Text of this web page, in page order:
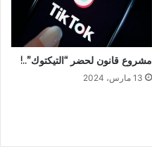
مشروع قانون لحضر “التيكتوك”..!
13 مارس، 2024